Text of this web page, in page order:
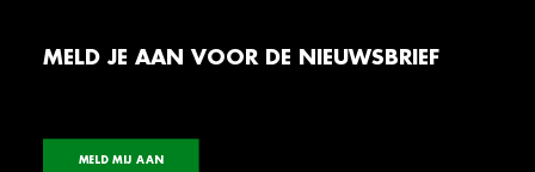
MELD JE AAN VOOR DE NIEUWSBRIEF
MELD MIJ AAN